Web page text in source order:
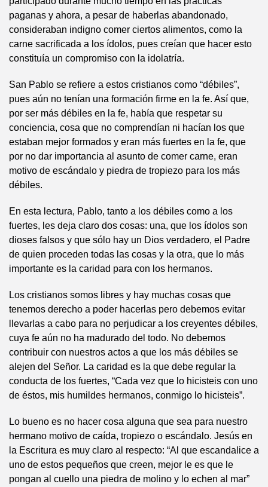
paganas y ahora, a pesar de haberlas abandonado,
consideraban indigno comer ciertos alimentos, como la
carne sacrificada a los ídolos, pues creían que hacer esto
constituía un compromiso con la idolatría.
San Pablo se refiere a estos cristianos como “débiles”,
pues aún no tenían una formación firme en la fe. Así que,
por ser más débiles en la fe, había que respetar su
conciencia, cosa que no comprendían ni hacían los que
estaban mejor formados y eran más fuertes en la fe, que
por no dar importancia al asunto de comer carne, eran
motivo de escándalo y piedra de tropiezo para los más
débiles.
En esta lectura, Pablo, tanto a los débiles como a los
fuertes, les deja claro dos cosas: una, que los ídolos son
dioses falsos y que sólo hay un Dios verdadero, el Padre
de quien proceden todas las cosas y la otra, que lo más
importante es la caridad para con los hermanos.
Los cristianos somos libres y hay muchas cosas que
tenemos derecho a poder hacerlas pero debemos evitar
llevarlas a cabo para no perjudicar a los creyentes débiles,
cuya fe aún no ha madurado del todo. No debemos
contribuir con nuestros actos a que los más débiles se
alejen del Señor. La caridad es la que debe regular la
conducta de los fuertes, “Cada vez que lo hicisteis con uno
de éstos, mis humildes hermanos, conmigo lo hicisteis”.
Lo bueno es no hacer cosa alguna que sea para nuestro
hermano motivo de caída, tropiezo o escándalo. Jesús en
la Escritura es muy claro al respecto: “Al que escandalice a
uno de estos pequeños que creen, mejor le es que le
pongan al cuello una piedra de molino y lo echen al mar”